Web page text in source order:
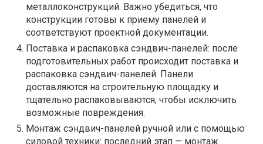
металлоконструкций. Важно убедиться, что
конструкции готовы к приему панелей и
соответствуют проектной документации.
Поставка и распаковка сэндвич-панелей: после
подготовительных работ происходит поставка и
распаковка сэндвич-панелей. Панели
доставляются на строительную площадку и
тщательно распаковываются, чтобы исключить
возможные повреждения.
Монтаж сэндвич-панелей ручной или с помощью
силовой техники: последний этап — монтаж